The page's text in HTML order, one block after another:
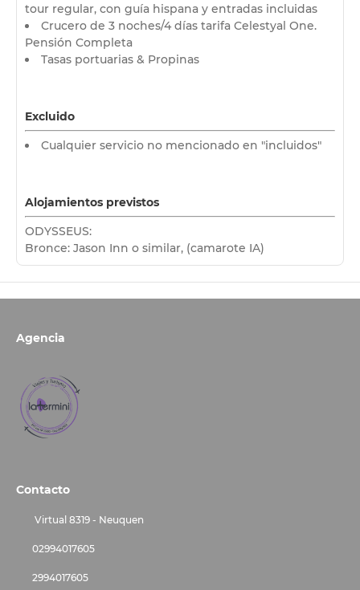
tour regular, con guía hispana y entradas incluidas
Crucero de 3 noches/4 días tarifa Celestyal One.
Pensión Completa
Tasas portuarias & Propinas
Excluido
Cualquier servicio no mencionado en "incluidos"
Alojamientos previstos
ODYSSEUS:
Bronce: Jason Inn o similar, (camarote IA)
Agencia
Contacto
Virtual 8319 - Neuquen
02994017605
2994017605